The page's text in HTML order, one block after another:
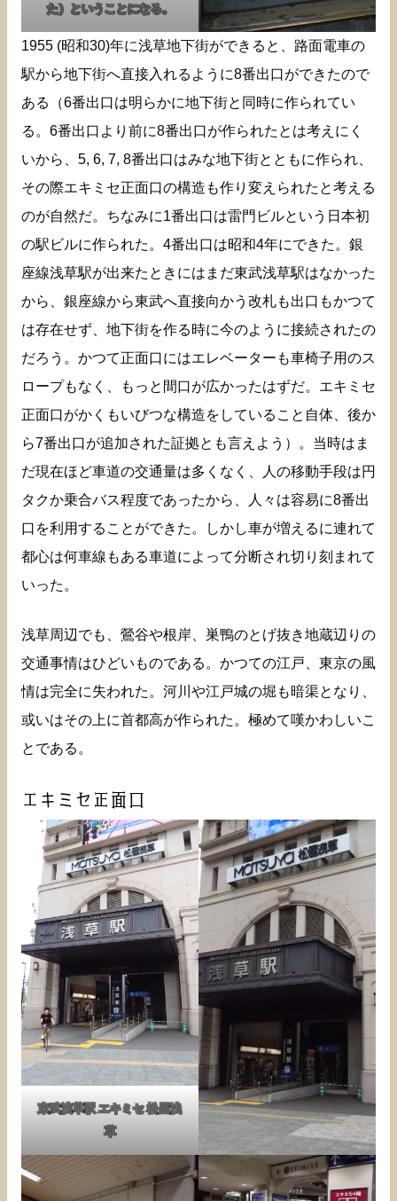
た）ということになる。
1955 (昭和30)年に浅草地下街ができると、路面電車の
駅から地下街へ直接入れるように8番出口ができたので
ある（6番出口は明らかに地下街と同時に作られてい
る。6番出口より前に8番出口が作られたとは考えにく
いから、5, 6, 7, 8番出口はみな地下街とともに作られ、
その際エキミセ正面口の構造も作り変えられたと考える
のが自然だ。ちなみに1番出口は雷門ビルという日本初
の駅ビルに作られた。4番出口は昭和4年にできた。銀
座線浅草駅が出来たときにはまだ東武浅草駅はなかった
から、銀座線から東武へ直接向かう改札も出口もかつて
は存在せず、地下街を作る時に今のように接続されたの
だろう。かつて正面口にはエレベーターも車椅子用のス
ロープもなく、もっと間口が広かったはずだ。エキミセ
正面口がかくもいびつな構造をしていること自体、後か
ら7番出口が追加された証拠とも言えよう）。当時はま
だ現在ほど車道の交通量は多くなく、人の移動手段は円
タクか乗合バス程度であったから、人々は容易に8番出
口を利用することができた。しかし車が増えるに連れて
都心は何車線もある車道によって分断され切り刻まれて
いった。
浅草周辺でも、鶯谷や根岸、巣鴨のとげ抜き地蔵辺りの
交通事情はひどいものである。かつての江戸、東京の風
情は完全に失われた。河川や江戸城の堀も暗渠となり、
或いはその上に首都高が作られた。極めて嘆かわしいこ
とである。
エキミセ正面口
東武浅草駅 エキミセ 松屋浅
草